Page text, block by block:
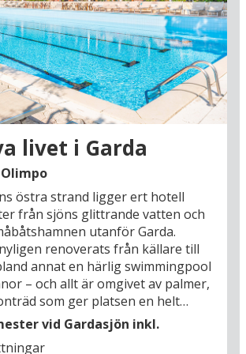
Gamba (26 km) med rundvisning
av fyra typer Valpolicella-vin.
dig i smaken, har du även
med dig vin hem med 5 %
med, får du inte missa en
mycket populära nöjesparken
km) med massor av attraktioner
små. En segeltur på Gardasjön
är också ett
på att uppleva de stämningsfulla
ligger runt sjön. Trevlig
vid Gardasjön!
livet i Garda
östra strand ligger ert hotell
från sjöns glittrande vatten och
utanför Garda.
renoverats från källare till
annat en härlig swimmingpool
– och allt är omgivet av palmer,
som ger platsen en helt
atmosfär. Saknar ni
de blå druvorna finns lösningen
vid Gardasjön inkl.